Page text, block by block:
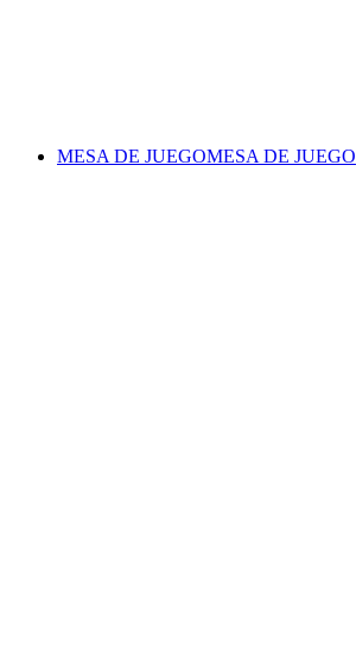
MESA DE JUEGOMESA DE JUEGO